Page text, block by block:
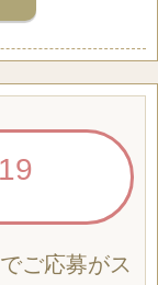
でご応募がス